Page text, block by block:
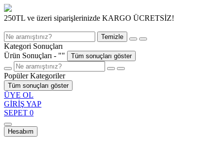
250TL ve üzeri siparişlerinizde KARGO ÜCRETSİZ!
Temizle
Kategori Sonuçları
Ürün Sonuçları - "" Tüm sonuçları göster
Popüler Kategoriler
Tüm sonuçları göster
ÜYE OL
GİRİŞ YAP
SEPET 0
Hesabım